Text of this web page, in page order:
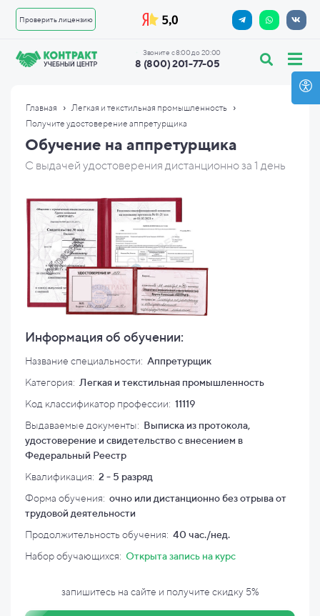
Проверить лицензию
8 (800) 201-77-05
Звоните с 8:00 до 20:00
Главная › Легкая и текстильная промышленность ›
Получите удостоверение аппретурщика
Обучение на аппретурщика
С выдачей удостоверения дистанционно за 1 день
Информация об обучении:
Название специальности: Аппретурщик
Категория: Легкая и текстильная промышленность
Код классификатор профессии: 11119
Выдаваемые документы: Выписка из протокола,
удостоверение и свидетельство с внесением в
Федеральный Реестр
Квалификация: 2 - 5 разряд
Форма обучения: очно или дистанционно без отрыва от
трудовой деятельности
Продолжительность обучения: 40 час./нед.
Набор обучающихся: Открыта запись на курс
запишитесь на сайте и получите скидку 5%